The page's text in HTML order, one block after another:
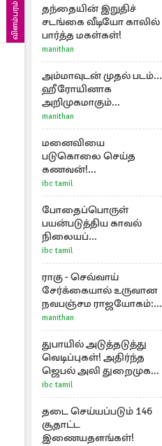
விளம்பரம்
தந்தையின் இறுதிச்
சடங்கை வீடியோ காலில்
பார்த்த மகள்கள்!
manithan
அம்மாவுடன் முதல் படம்...
ஹீரோயினாக
அறிமுகமாகும்
ஊர்வசியின் மகள்
தேஜலட்சுமி!
manithan
மனைவியை
படுகொலை செய்த
கணவன்!
தொடங்கப்பட்டது
விசாரணை
ibc tamil
போதைப்பொருள்
பயன்படுத்திய காவல்
நிலையப்
பொறுப்பதிகாரி பணி
இடைநீக்கம்
ibc tamil
ராகு - செவ்வாய்
சேர்க்கையால் உருவான
நவபஞ்சம ராஜயோகம்:
அதிர்ஷ்டம் பெறும் 3
ராசிகள்!
manithan
துபாயில் அடுத்தடுத்து
வெடிப்புகள்! அதிர்ந்த
ஜெபல் அலி துறைமுகம்
அருகே
ibc tamil
தடை செய்யப்படும் 146
சூதாட்ட
இணையதளங்கள்!